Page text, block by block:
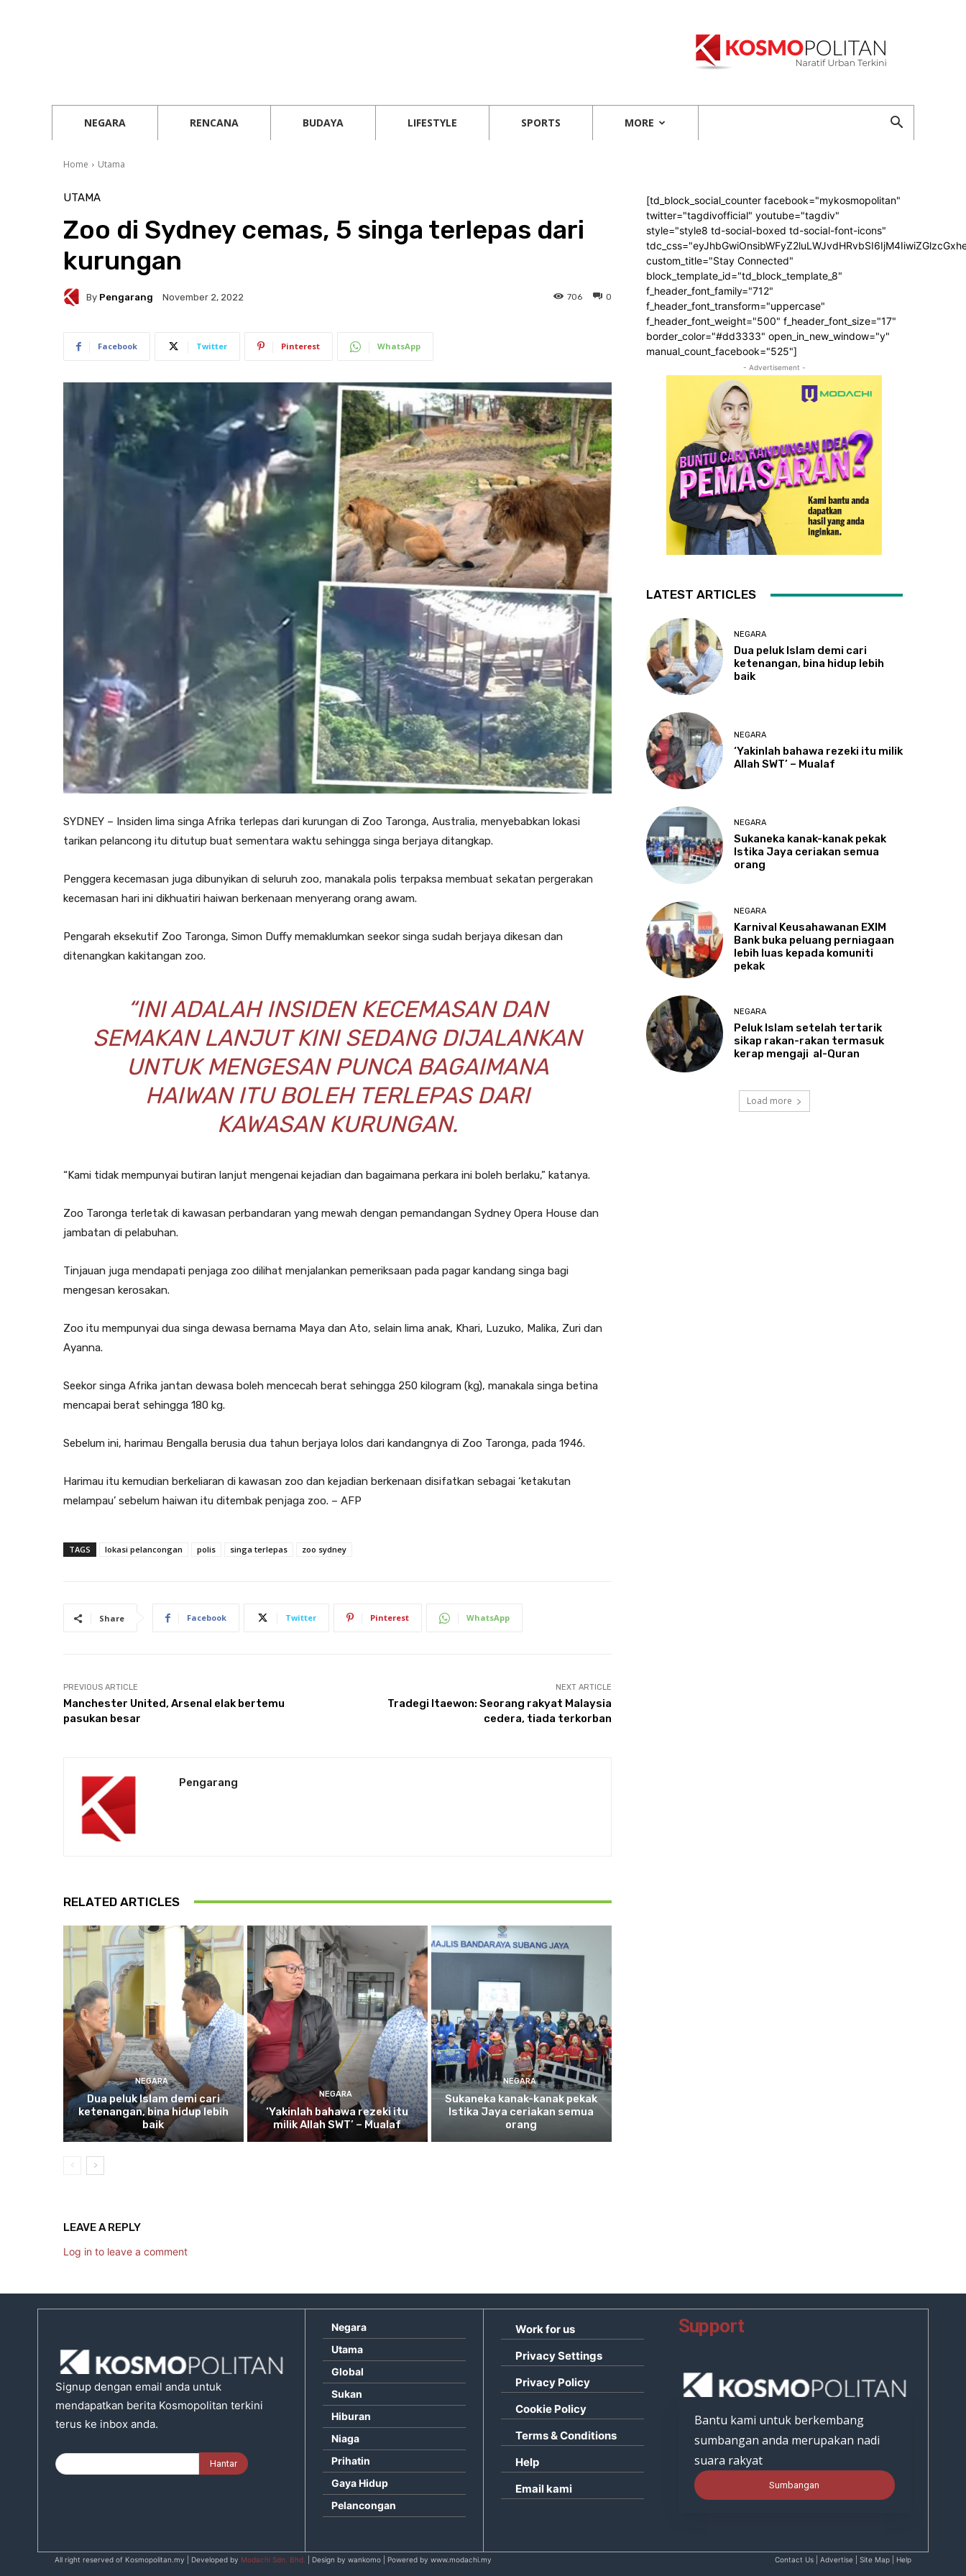
NEGARA RENCANA BUDAYA LIFESTYLE SPORTS MORE
Home Utama
UTAMA
Zoo di Sydney cemas, 5 singa terlepas dari
kurungan
By Pengarang November 2, 2022 0
706
Facebook Twitter Pinterest WhatsApp
SYDNEY – Insiden lima singa Afrika terlepas dari kurungan di Zoo Taronga, Australia, menyebabkan lokasi
tarikan pelancong itu ditutup buat sementara waktu sehingga singa berjaya ditangkap.
Penggera kecemasan juga dibunyikan di seluruh zoo, manakala polis terpaksa membuat sekatan pergerakan
kecemasan hari ini dikhuatiri haiwan berkenaan menyerang orang awam.
Pengarah eksekutif Zoo Taronga, Simon Duffy memaklumkan seekor singa sudah berjaya dikesan dan
ditenangkan kakitangan zoo.
“INI ADALAH INSIDEN KECEMASAN DAN
SEMAKAN LANJUT KINI SEDANG DIJALANKAN
UNTUK MENGESAN PUNCA BAGAIMANA
HAIWAN ITU BOLEH TERLEPAS DARI
KAWASAN KURUNGAN.
“Kami tidak mempunyai butiran lanjut mengenai kejadian dan bagaimana perkara ini boleh berlaku,” katanya.
Zoo Taronga terletak di kawasan perbandaran yang mewah dengan pemandangan Sydney Opera House dan
jambatan di pelabuhan.
Tinjauan juga mendapati penjaga zoo dilihat menjalankan pemeriksaan pada pagar kandang singa bagi
mengesan kerosakan.
Zoo itu mempunyai dua singa dewasa bernama Maya dan Ato, selain lima anak, Khari, Luzuko, Malika, Zuri dan
Ayanna.
Seekor singa Afrika jantan dewasa boleh mencecah berat sehingga 250 kilogram (kg), manakala singa betina
mencapai berat sehingga 180 kg.
Sebelum ini, harimau Bengalla berusia dua tahun berjaya lolos dari kandangnya di Zoo Taronga, pada 1946.
Harimau itu kemudian berkeliaran di kawasan zoo dan kejadian berkenaan disifatkan sebagai ‘ketakutan
melampau’ sebelum haiwan itu ditembak penjaga zoo. – AFP
TAGS lokasi pelancongan polis singa terlepas zoo sydney
Share Facebook Twitter Pinterest WhatsApp
PREVIOUS ARTICLE
Manchester United, Arsenal elak bertemu
pasukan besar
NEXT ARTICLE
Tradegi Itaewon: Seorang rakyat Malaysia
cedera, tiada terkorban
Pengarang
RELATED ARTICLES
NEGARA
Duapeluk Islam demi cari
ketenangan, bina hidup lebih
baik
NEGARA
‘Yakinlahbahawa rezeki itu
milik Allah SWT’ – Mualaf
NEGARA
Sukaneka kanak-kanak pekak
Istika Jaya ceriakan semua
orang
LEAVE A REPLY
Log in to leave a comment
[td_block_social_counter facebook="mykosmopolitan"
twitter="tagdivofficial" youtube="tagdiv"
style="style8 td-social-boxed td-social-font-icons"
custom_title="Stay Connected"
block_template_id="td_block_template_8"
f_header_font_family="712"
f_header_font_transform="uppercase"
f_header_font_weight="500" f_header_font_size="17"
border_color="#dd3333" open_in_new_window="y"
manual_count_facebook="525"]
- Advertisement -
LATEST ARTICLES
NEGARA
Dua peluk Islam demi cari
ketenangan, bina hidup lebih
baik
NEGARA
‘Yakinlah bahawa rezeki itu milik
Allah SWT’ – Mualaf
NEGARA
Sukaneka kanak-kanak pekak
Istika Jaya ceriakan semua
orang
NEGARA
Karnival Keusahawanan EXIM
Bank buka peluang perniagaan
lebih luas kepada komuniti
pekak
NEGARA
PelukIslam setelah tertarik
sikap rakan-rakan termasuk
kerap mengaji al-Quran
Load more
Signup dengan email anda untuk
mendapatkan berita Kosmopolitan terkini
terus ke inbox anda.
Negara
Utama
Global
Sukan
Hiburan
Niaga
Prihatin
Gaya Hidup
Pelancongan
Work for us
Privacy Settings
Privacy Policy
Cookie Policy
Terms & Conditions
Help
Email kami
Support
Bantu kami untuk berkembang
sumbangan anda merupakan nadi
suara rakyat
Sumbangan
All right reserved of Kosmopolitan.my | Developed by Modachi Sdn. Bhd. | Design by wankomo | Powered by www.modachi.my Contact Us | Advertise | Site Map | Help